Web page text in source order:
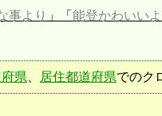
事より 」「 能登かわいい
県 居住都道府県でのク